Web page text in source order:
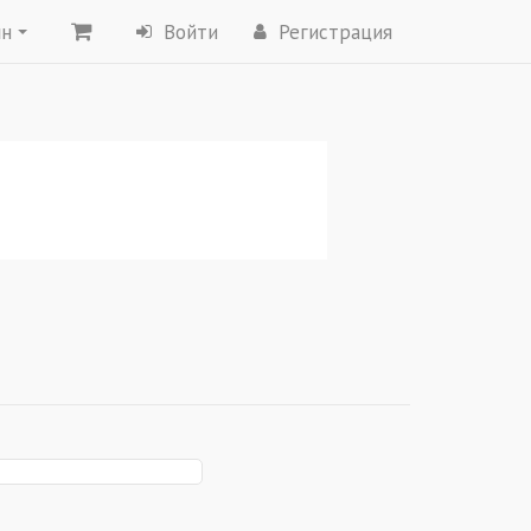
Войти Регистрация